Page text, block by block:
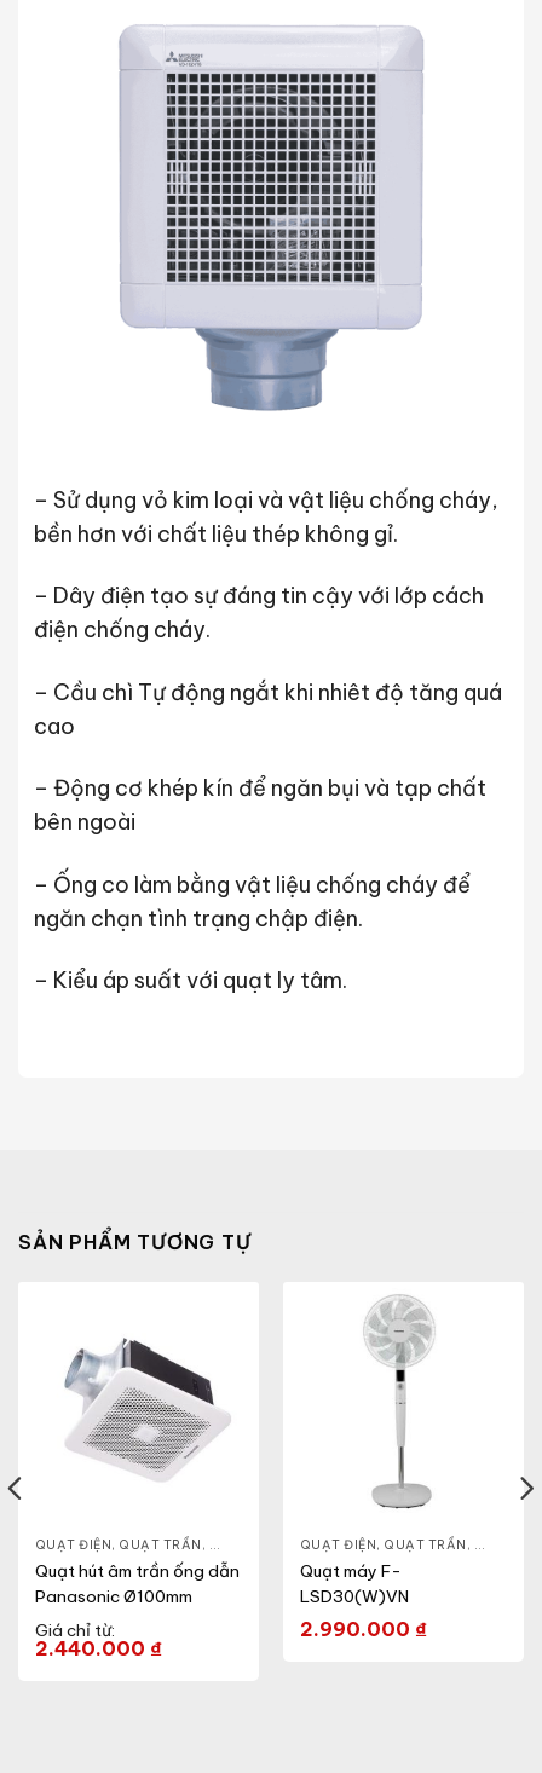
– Sử dụng vỏ kim loại và vật liệu chống cháy,
bền hơn với chất liệu thép không gỉ.
– Dây điện tạo sự đáng tin cậy với lớp cách
điện chống cháy.
– Cầu chì Tự động ngắt khi nhiêt độ tăng quá
cao
– Động cơ khép kín để ngăn bụi và tạp chất
bên ngoài
– Ống co làm bằng vật liệu chống cháy để
ngăn chạn tình trạng chập điện.
– Kiểu áp suất với quạt ly tâm.
SẢN PHẨM TƯƠNG TỰ
QUẠT ĐIỆN, QUẠT TRẦN , QUẠT ÂM TRẦN,QUẠT THÔNG GIÓ
Quạt hút âm trần ống dẫn
Panasonic Ø100mm
Giá chỉ từ:
2.440.000 ₫
QUẠT ĐIỆN, QUẠT TRẦN , QUẠT
Quạt máy F-
LSD30(W)VN
2.990.000 ₫